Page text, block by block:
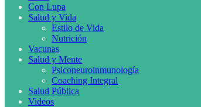
Con Lupa
Salud y Vida
Estilo de Vida
Nutrición
Vacunas
Salud y Mente
Psiconeuroinmunología
Coaching Integral
Salud Pública
Videos